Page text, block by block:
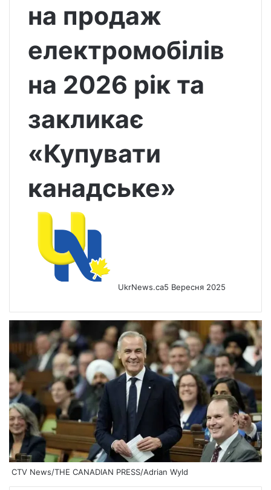
на продаж
електромобілів
на 2026 рік та
закликає
«Купувати
канадське»
UkrNews.ca5 Вересня 2025
CTV News/THE CANADIAN PRESS/Adrian Wyld